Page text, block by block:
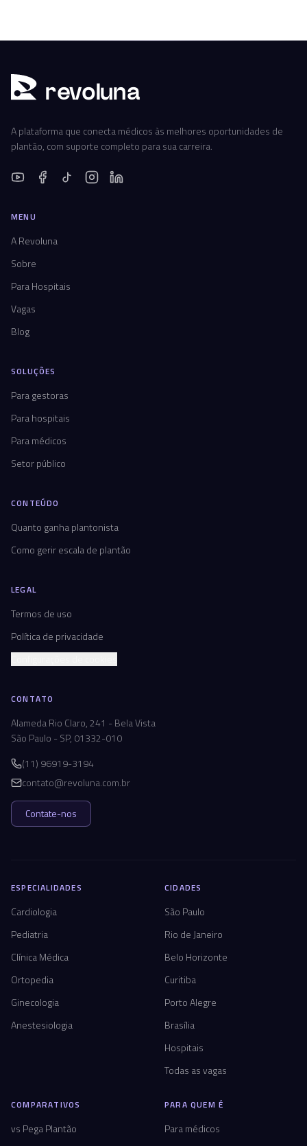
revoluna
A plataforma que conecta médicos às melhores oportunidades de
plantão, com suporte completo para sua carreira.
MENU
A Revoluna
Sobre
Para Hospitais
Vagas
Blog
SOLUÇÕES
Para gestoras
Para hospitais
Para médicos
Setor público
CONTEÚDO
Quanto ganha plantonista
Como gerir escala de plantão
LEGAL
Termos de uso
Política de privacidade
CONTATO
Alameda Rio Claro, 241 - Bela Vista
São Paulo - SP, 01332-010
(11) 96919-3194
contato@revoluna.com.br
Contate-nos
ESPECIALIDADES
Cardiologia
Pediatria
Clínica Médica
Ortopedia
Ginecologia
Anestesiologia
CIDADES
São Paulo
Rio de Janeiro
Belo Horizonte
Curitiba
Porto Alegre
Brasília
Hospitais
Todas as vagas
COMPARATIVOS
vs Pega Plantão
PARA QUEM É
Para médicos